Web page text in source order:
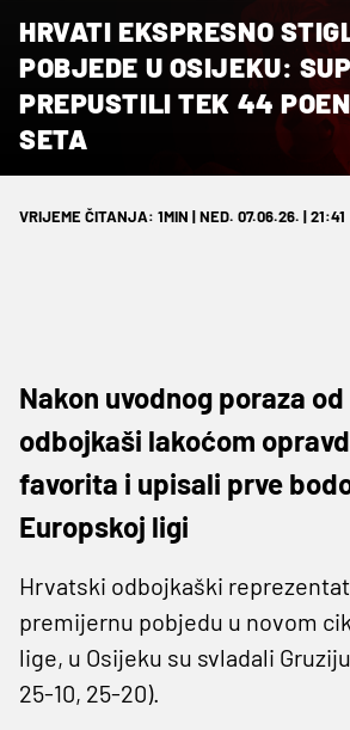
HRVATI EKSPRESNO
POBJEDE U OSIJEKU:
PREPUSTILI TEK 44
SETA
VRIJEME ČITANJA: 1MIN | NED. 07.06.26. | 21:41
Nakon uvodnog poraza
odbojkaši lakoćom
favorita i upisali prve
Europskoj ligi
Hrvatski odbojkaški
premijernu pobjedu u novom
lige, u Osijeku su svladali
25-10, 25-20).